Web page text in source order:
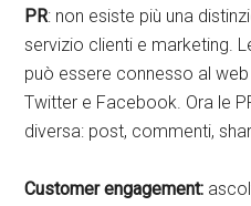
PR: non esiste più una
servizio clienti e marketing.
può essere connesso al
Twitter e Facebook. Ora le
diversa: post, commenti,
Customer engagement: